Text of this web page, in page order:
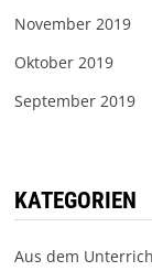
November 2019
Oktober 2019
September 2019
KATEGORIEN
Aus dem